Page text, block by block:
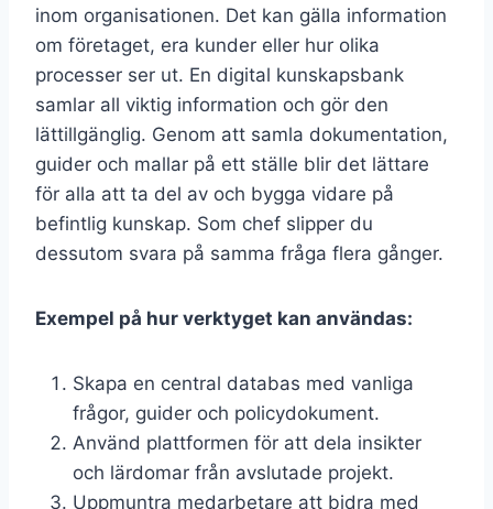
inom organisationen. Det kan gälla information
om företaget, era kunder eller hur olika
processer ser ut. En digital kunskapsbank
samlar all viktig information och gör den
lättillgänglig. Genom att samla dokumentation,
guider och mallar på ett ställe blir det lättare
för alla att ta del av och bygga vidare på
befintlig kunskap. Som chef slipper du
dessutom svara på samma fråga flera gånger.
Exempel på hur verktyget kan användas:
Skapa en central databas med vanliga
frågor, guider och policydokument.
Använd plattformen för att dela insikter
och lärdomar från avslutade projekt.
Uppmuntra medarbetare att bidra med